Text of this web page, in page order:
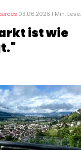
·03.06.2026·1 Min.
ist wie